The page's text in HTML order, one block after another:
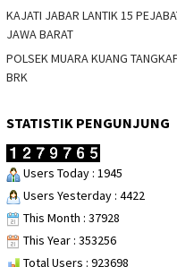
KAJATI JABAR LANTIK 15
JAWA BARAT
POLSEK MUARA KUANG
BRK
STATISTIK PENGUNJUNG
Users Today : 1945
Users Yesterday : 4422
This Month : 37928
This Year : 353256
Total Users : 923698